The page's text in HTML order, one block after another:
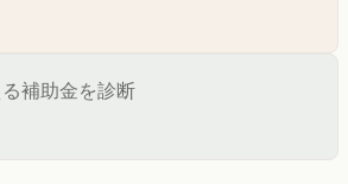
補助金を診断